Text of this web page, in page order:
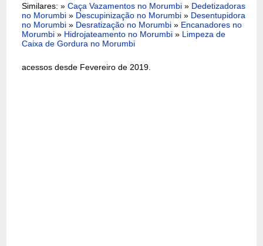
Similares: »Caça Vazamentos no Morumbi » Dedetizadoras
no Morumbi » Descupinização no Morumbi » Desentupidora
no Morumbi » Desratização no Morumbi » Encanadores no
Morumbi » Hidrojateamento no Morumbi » Limpeza de
Caixa de Gordura no Morumbi
acessos desde Fevereiro de 2019.